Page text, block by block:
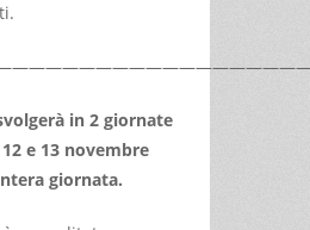
in 2 giornate
e 13 novembre
giornata.